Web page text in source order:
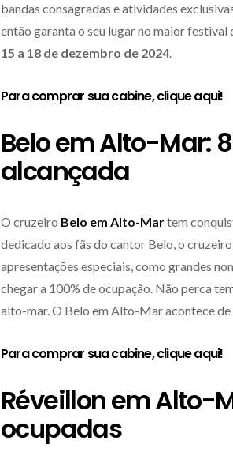
bandas consagradas e atividades
então garanta o seu lugar no maior
15 a 18 de dezembro de 2024.
Para comprar sua cabine,clique aqui!
Belo em Alto-Mar:
alcançada
O cruzeiro Belo em Alto-Martem
dedicado aos fãs do cantor Belo, o
apresentações especiais, como grandes
chegar a 100% de ocupação. Não perca
alto-mar. O Belo em Alto-Mar acontece de
Para comprar sua cabine,clique aqui!
Réveillon em Alto-
ocupadas